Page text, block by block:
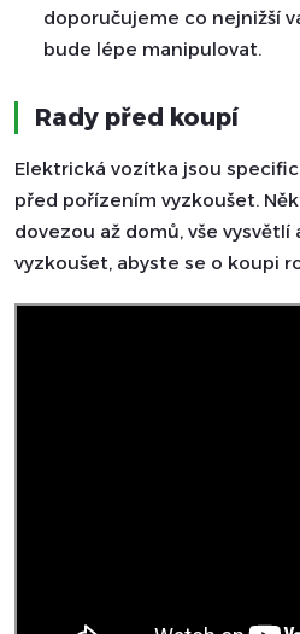
doporučujeme co nejnižší
bude lépe manipulovat.
Rady před koupí
Elektrická vozítka jsou
před pořízením vyzkoušet.
dovezou až domů, vše vysvětlí
vyzkoušet, abyste se o koupi